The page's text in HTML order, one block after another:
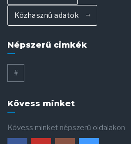
Közhasznú adatok
Népszerű cimkék
#
Kövess minket
Kövess minket népszerű oldalakon